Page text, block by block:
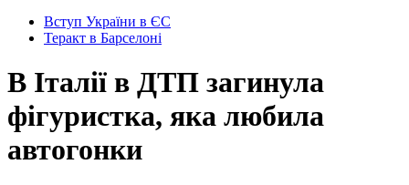
Вступ України в ЄС
Теракт в Барселоні
В Італії в ДТП загинула
фігуристка, яка любила
автогонки